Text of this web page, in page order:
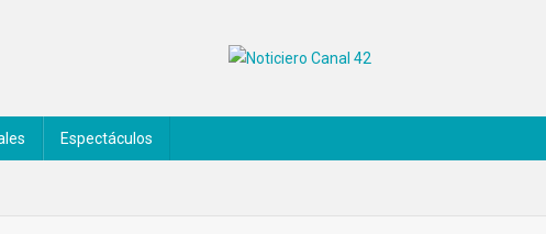
Espectáculos